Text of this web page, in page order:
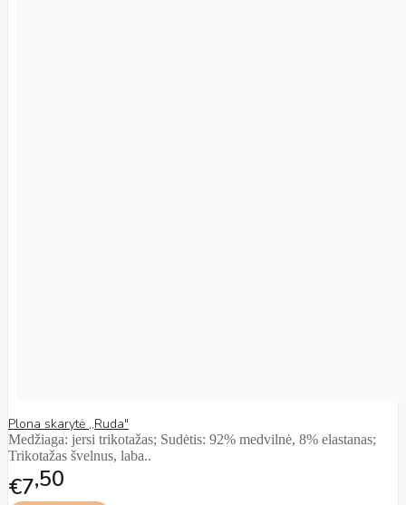
Plona skarytė ,,Ruda"
Medžiaga: jersi trikotažas; Sudėtis: 92% medvilnė, 8% elastanas;
Trikotažas švelnus, laba..
€7 50